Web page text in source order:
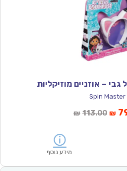
– אוזניים מוזיקליות
Spin Master
₪ 113.00 ₪
מידע נוסף